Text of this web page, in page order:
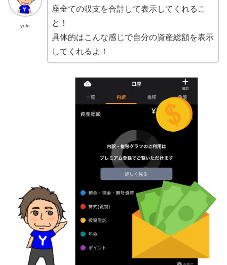
yuki
座全ての収支を合計して表示してくれるこ
と！
具体的はこんな感じで自分の資産総額を表示
してくれるよ！